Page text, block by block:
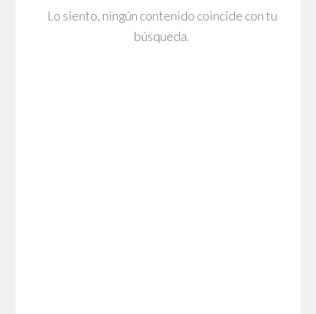
Lo siento, ningún contenido coincide con tu
búsqueda.